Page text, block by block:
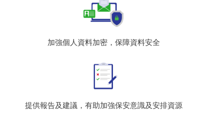
加強個人資料加密，保障資料安全
提供報告及建議，有助加強保安意識及安排資源